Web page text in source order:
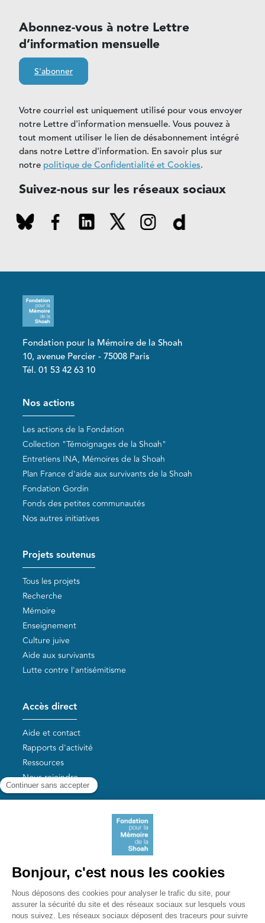
Abonnez-vous à notre Lettre
d’information mensuelle
S'abonner
Votre courriel est uniquement utilisé pour vous envoyer
notre Lettre d'information mensuelle. Vous pouvez à
tout moment utiliser le lien de désabonnement intégré
dans notre Lettre d'information. En savoir plus sur
notre politique de Confidentialité et Cookies.
Suivez-nous sur les réseaux sociaux
Fondation pour la Mémoire de la Shoah
10, avenue Percier - 75008 Paris
Tél. 01 53 42 63 10
Pied de page
Nos actions
Les actions de la Fondation
Collection "Témoignages de la Shoah"
Entretiens INA, Mémoires de la Shoah
Plan France d'aide aux survivants de la Shoah
Fondation Gordin
Fonds des petites communautés
Nos autres initiatives
Projets soutenus
Tous les projets
Recherche
Mémoire
Enseignement
Culture juive
Aide aux survivants
Lutte contre l'antisémitisme
Accès direct
Aide et contact
Rapports d'activité
Ressources
Nous rejoindre
Aide aux survivants de la Shoah
Liens utiles
Mémorial de la Shoah